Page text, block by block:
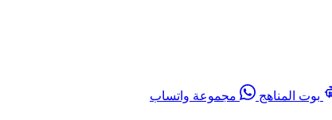
بوت المناهج
مجموعة واتساب